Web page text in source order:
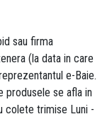
sau firma
(la data in care
e-Baie.
produsele se afla in
colete trimise Luni -